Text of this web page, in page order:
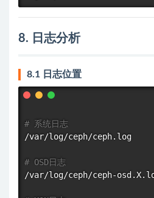
8. 日志分析
8.1 日志位置
# 系统日志
/var/log/ceph/ceph.log
# OSD日志
/var/log/ceph/ceph-